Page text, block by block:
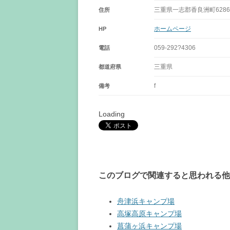
住所 三重県一志郡香良洲町
HP ホームページ
電話 059-292?4306
都道府県 三重県
備考 f
Loading
このブログで関連すると思われる
舟津浜キャンプ場
高塚高原キャンプ場
菖蒲ヶ浜キャンプ場